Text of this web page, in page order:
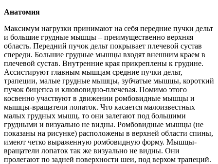
Анатомия
Максимум нагрузки принимают на себя передние пучки дельт
и большие грудные мышцы – преимущественно верхняя
область. Передний пучок дельт покрывает плечевой сустав
спереди. Большие грудные мышцы входят внешним краем в
плечевой сустав. Внутренние края прикреплены к грудине.
Ассистируют главным мышцам средние пучки дельт,
трапеции, малые грудные мышцы, зубчатые мышцы, короткий
пучок бицепса и клювовидно-плечевая. Помимо этого
косвенно участвуют в движении ромбовидные мышцы и
мышцы-вращатели лопаток. Что касается малоизвестных
малых грудных мышц, то они залегают под большими
грудными и визуально не видны. Ромбовидные мышцы (не
показаны на рисунке) расположены в верхней области спины,
имеют четко выраженную ромбовидную форму. Мышцы-
вращатели лопаток так же визуально не видны. Они
пролегают по задней поверхности шеи, под верхом трапеций.